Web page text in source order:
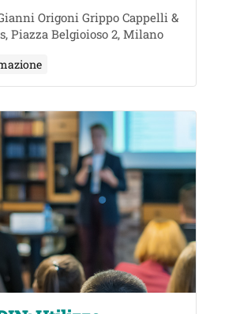
Origoni Grippo Cappelli &
Piazza Belgioioso 2, Milano